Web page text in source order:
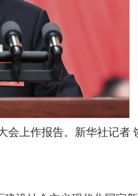
会上作报告。新华社记者